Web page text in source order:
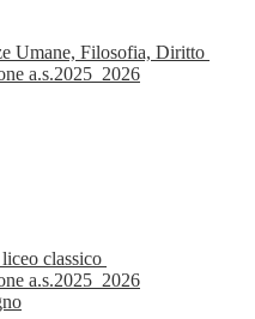
Umane, Filosofia, Diritto
a.s.2025_2026
classico
a.s.2025_2026